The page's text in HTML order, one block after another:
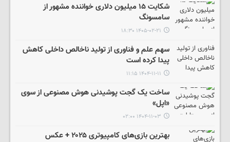
شکایت ۱۵ میلیون دلاری خواننده مشهور از
سامسونگ
۱۴۰۵-۰۲-۲۱ ۱۸:۳۰
سهم علم و فناوری از تولید ناخالص داخلی کاهش
پیدا کرده است
۱۴۰۴-۱۱-۱۱ ۱۱:۱۵
ساخت یک گجت پوشیدنی هوش مصنوعی از سوی
«اپل»
۱۴۰۴-۱۱-۰۳ ۰۲:۰۰
بهترین بازی‌های کامپیوتری ۲۰۲۵ + عکس